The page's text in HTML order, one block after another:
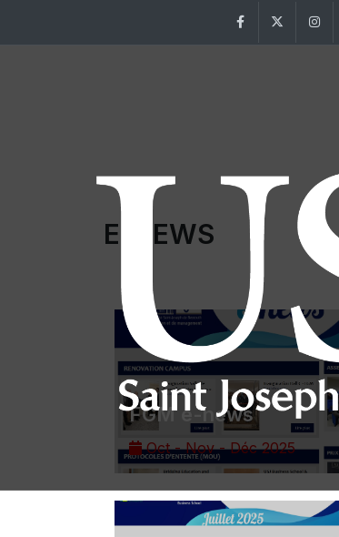
FacebookTwitter
E-NEWS
FGM e-news
Oct - Nov - Déc 2025